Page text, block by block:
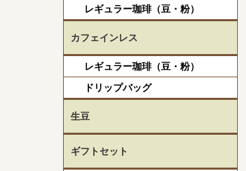
レギュラー珈琲（豆・粉）
カフェインレス
レギュラー珈琲（豆・粉）
ドリップバッグ
生豆
ギフトセット